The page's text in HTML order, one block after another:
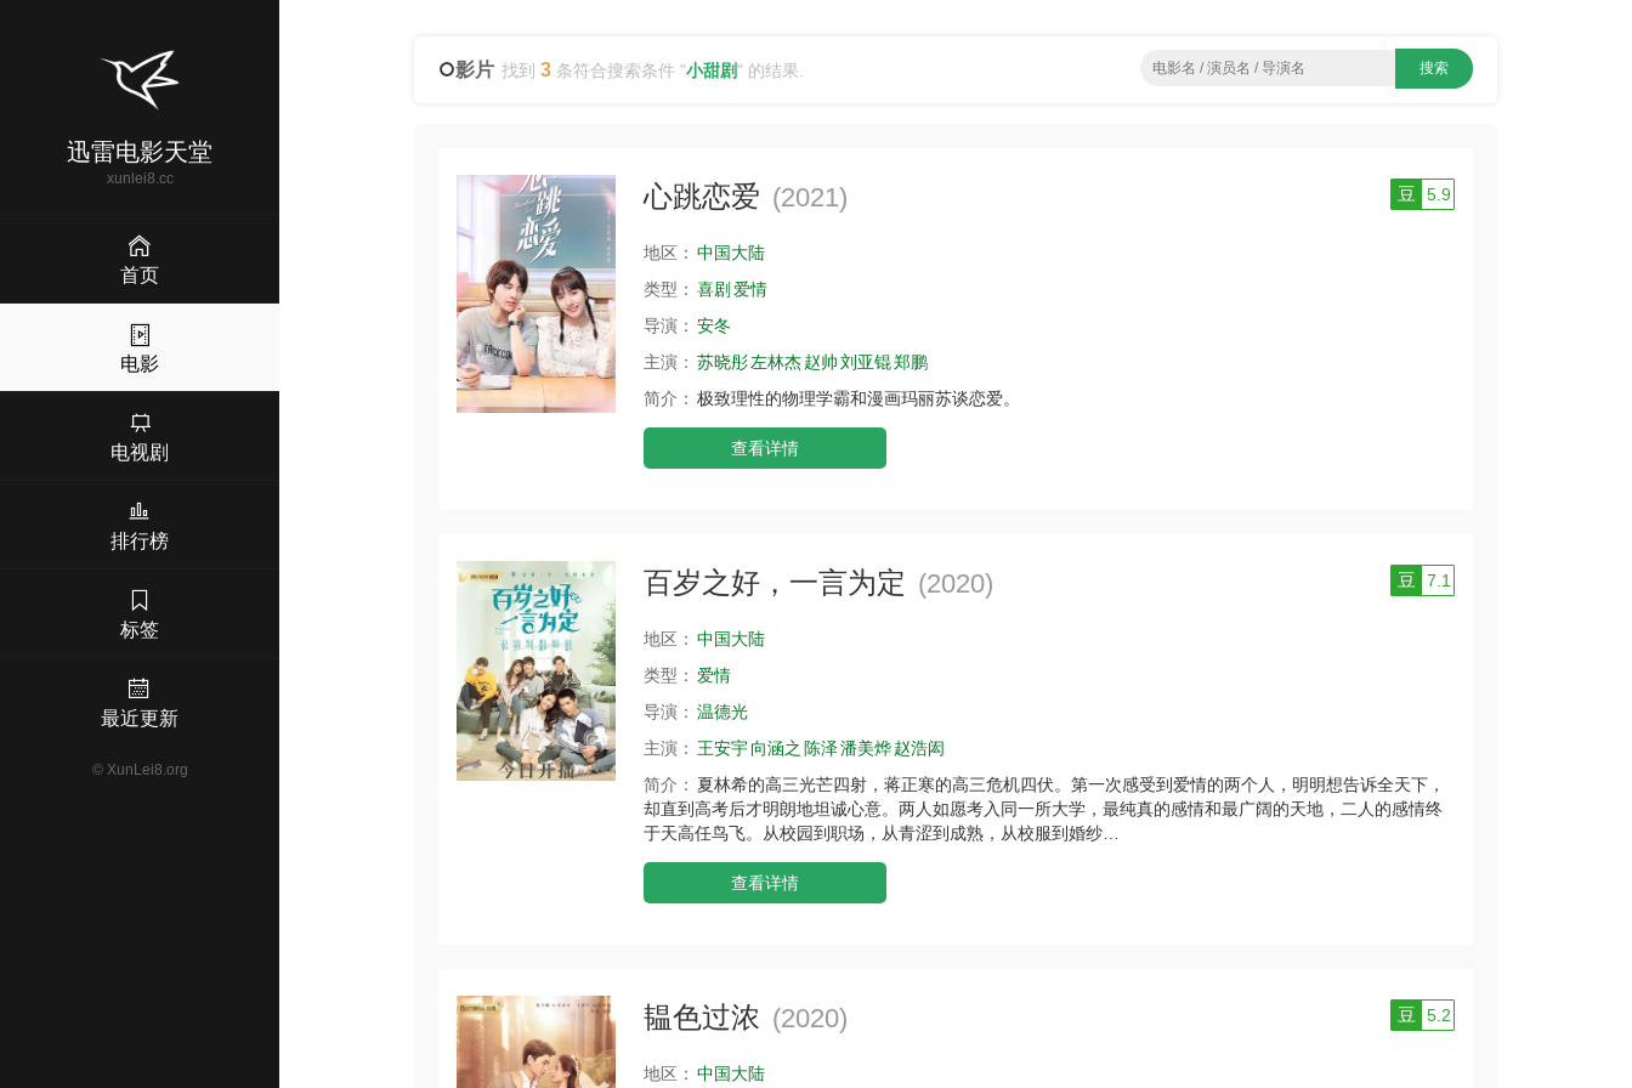
迅雷电影天堂
xunlei8.cc
首页
电影
电视剧
排行榜
标签
最近更新
© XunLei8.org
影片 找到3 条符合搜索条件 "小甜剧" 的结果.
心跳恋爱 (2021) 豆 5.9
地区： 中国大陆
类型： 喜剧 爱情
导演： 安冬
主演： 苏晓彤左林杰赵帅刘亚锟郑鹏
简介： 极致理性的物理学霸和漫画玛丽苏谈恋爱。
查看详情
百岁之好，一言为定 (2020) 豆 7.1
地区： 中国大陆
类型： 爱情
导演： 温德光
主演： 王安宇向涵之 陈泽潘美烨赵浩闳
简介： 夏林希的高三光芒四射，蒋正寒的高三危机四伏。第一次感受到爱情的两个人，明明想告诉全天下，
却直到高考后才明朗地坦诚心意。两人如愿考入同一所大学，最纯真的感情和最广阔的天地，二人的感情终
于天高任鸟飞。从校园到职场，从青涩到成熟，从校服到婚纱…
查看详情
韫色过浓 (2020) 豆 5.2
地区： 中国大陆